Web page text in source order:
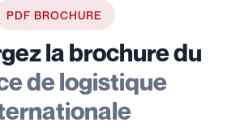
PDF BROCHURE
la brochure du
de logistique